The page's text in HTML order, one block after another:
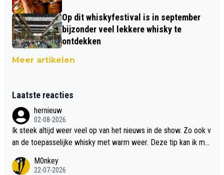
Op dit whiskyfestival is in september
bijzonder veel lekkere whisky te
ontdekken
Meer artikelen
Laatste reacties
hernieuw
02-08-2026
Ik steek altijd weer veel op van het nieuws in de show. Zo ook v
an de toepasselijke whisky met warm weer. Deze tip kan ik met
M0nkey
22-07-2026